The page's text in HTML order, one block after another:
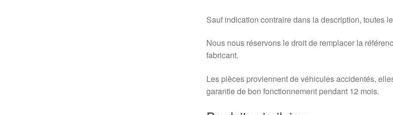
Sauf indication contraire dans la description, toutes
Nous nous réservons le droit de remplacer la
fabricant.
Les pièces proviennent de véhicules accidentés,
garantie de bon fonctionnement pendant 12 mois.